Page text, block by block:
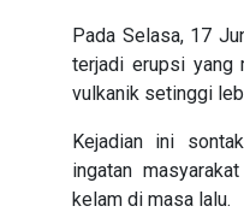
Pada Selasa, 17
terjadi erupsi yang
vulkanik setinggi
Kejadian ini
ingatan
kelam di masa lalu.